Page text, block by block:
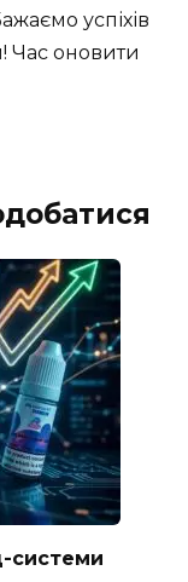
успіхів
Час оновити
системи